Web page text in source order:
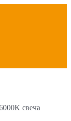
свеча